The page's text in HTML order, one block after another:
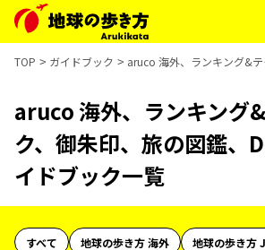
TOP ガイドブック aruco 海外、ランキング&
aruco 海外、ランキング
ク、御朱印、旅の図鑑、
イドブック一覧
すべて 地球の歩き方 海外
地球の歩き方